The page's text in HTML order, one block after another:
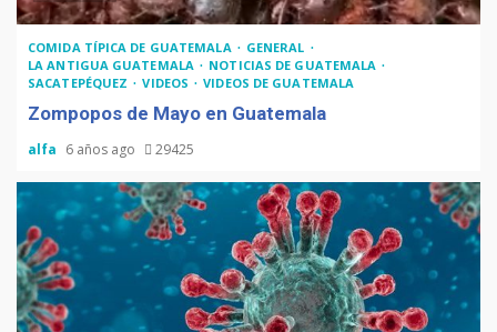
COMIDA TÍPICA DE GUATEMALA
GENERAL
LA ANTIGUA GUATEMALA
NOTICIAS DE GUATEMALA
SACATEPÉQUEZ
VIDEOS VIDEOS DE GUATEMALA
Zompopos de Mayo en Guatemala
alfa 6 años ago 29425